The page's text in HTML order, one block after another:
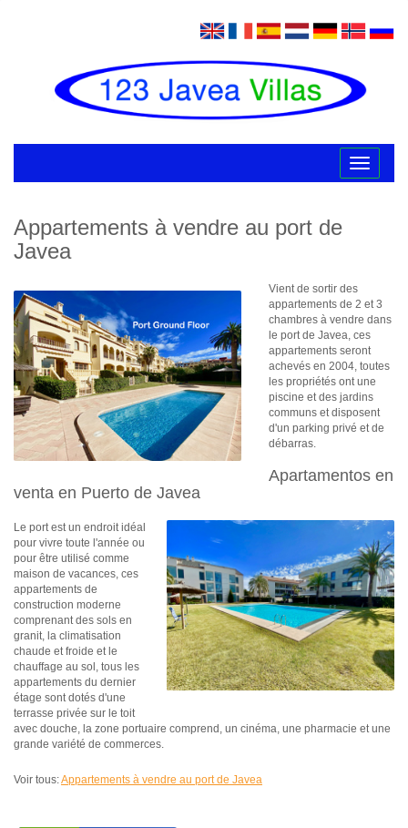
Toggle
Appartements à vendre au port de
Javea
Vient de sortir des
appartements de 2 et 3
chambres à vendre dans
le port de Javea, ces
appartements seront
achevés en 2004, toutes
les propriétés ont une
piscine et des jardins
communs et disposent
d'un parking privé et de
débarras.
Apartamentos en
venta en Puerto de Javea
Le port est un endroit idéal
pour vivre toute l'année ou
pour être utilisé comme
maison de vacances, ces
appartements de
construction moderne
comprenant des sols en
granit, la climatisation
chaude et froide et le
chauffage au sol, tous les
appartements du dernier
étage sont dotés d'une
terrasse privée sur le toit
avec douche, la zone portuaire comprend, un cinéma, une pharmacie et une
grande variété de commerces.
Voir tous:Appartements à vendre au port de Javea